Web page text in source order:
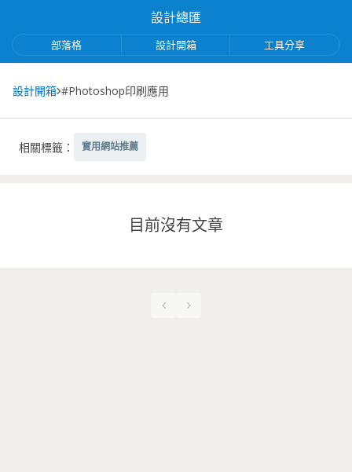
設計總匯
部落格 設計開箱 工具分享
設計開箱 #Photoshop印刷應用
相關標籤： 實用網站推薦
目前沒有文章